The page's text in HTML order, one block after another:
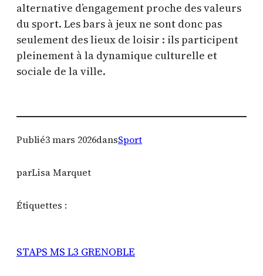
alternative d’engagement proche des valeurs
du sport. Les bars à jeux ne sont donc pas
seulement des lieux de loisir : ils participent
pleinement à la dynamique culturelle et
sociale de la ville.
Publié3 mars 2026dansSport
parLisa Marquet
Étiquettes :
STAPS MS L3 GRENOBLE